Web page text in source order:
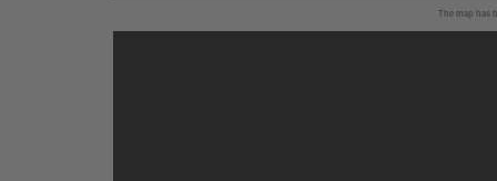
The map has